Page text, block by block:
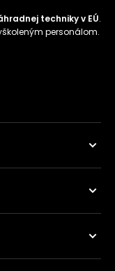
techniky v EÚ.
personálom.